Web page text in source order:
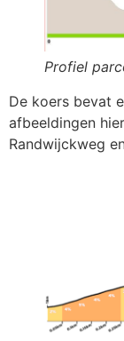
Profiel
De koers bevat
afbeeldingen
Randwijckweg